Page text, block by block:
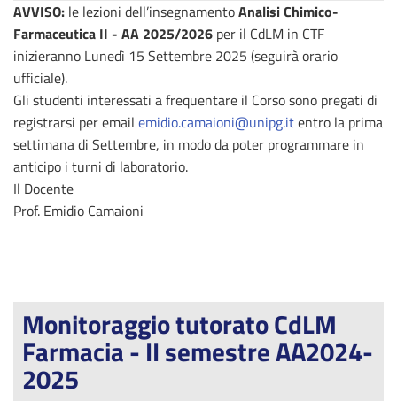
AVVISO: le lezioni dell’insegnamentoAnalisi Chimico-
Farmaceutica II - AA 2025/2026 per il CdLM in CTF
inizieranno Lunedì 15 Settembre 2025 (seguirà orario
ufficiale).
Gli studenti interessati a frequentare il Corso sono pregati di
registrarsi per email emidio.camaioni@unipg.itentro la prima
settimana di Settembre, in modo da poter programmare in
anticipo i turni di laboratorio.
Il Docente
Prof. Emidio Camaioni
Monitoraggio tutorato CdLM
Farmacia - II semestre AA2024-
2025